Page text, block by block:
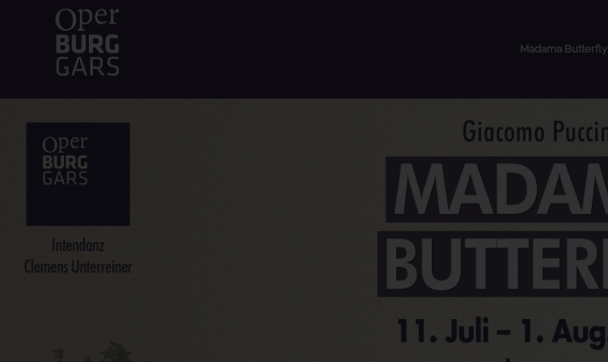
Madama Butterfly